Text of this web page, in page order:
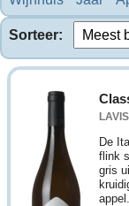
Sorteer:
De
flink
gris
appel.